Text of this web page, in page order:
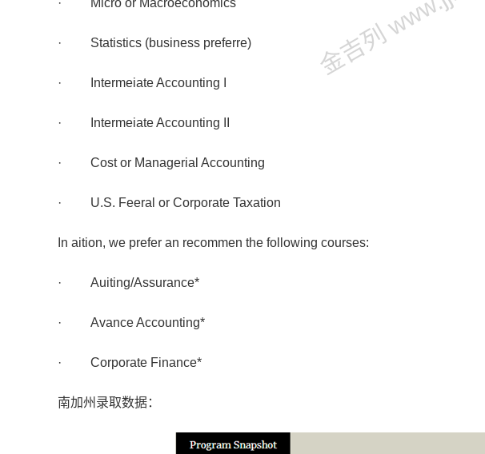
· Micro or Macroeconomics
· Statistics (business preferre)
· Intermeiate Accounting I
· Intermeiate Accounting II
· Cost or Managerial Accounting
· U.S. Feeral or Corporate Taxation
In aition, we prefer an recommen the following courses:
· Auiting/Assurance*
· Avance Accounting*
· Corporate Finance*
南加州录取数据：